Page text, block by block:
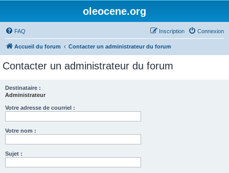
oleocene.org
FAQ Connexion
Inscription
Accueil du forum Contacter un administrateur du forum
Contacter un administrateur du forum
Destinataire :
Administrateur
Votre adresse de courriel :
Votre nom :
Sujet :